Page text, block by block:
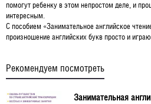
помогут ребенку в этом непростом деле, и
интересным.
С пособием «Занимательное английское
произношение английских букв просто и
Рекомендуем посмотреть
Занимательная